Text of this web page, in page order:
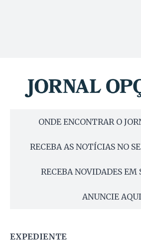
ONDE ENCONTRAR O
RECEBA AS NOTÍCIAS NO
RECEBA NOVIDADES EM
ANUNCIE AQUI
EXPEDIENTE